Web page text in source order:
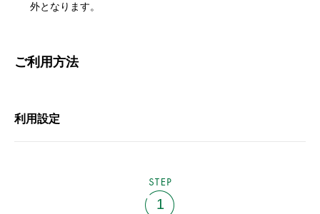
外となります。
ご利用方法
利用設定
1